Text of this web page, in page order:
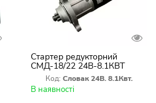
Стартер редукторний
СМД-18/22 24В-8.1КВТ
Slovak комбайна НІВА СК-5
Код: Словак 24В. 8.1Квт.
В наявності